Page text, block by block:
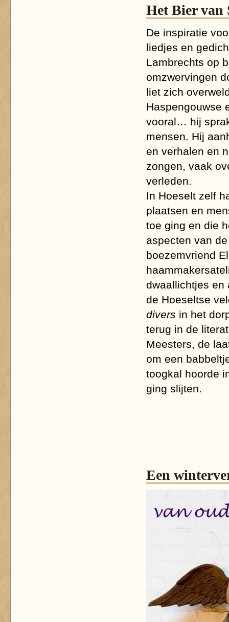
Het Bier van
De inspiratie
liedjes en
Lambrechts op
omzwervingen
liet zich
Haspengouwse
vooral… hij
mensen. Hij
en verhalen en
zongen, vaak
verleden.
In Hoeselt zelf
plaatsen en
toe ging en die
aspecten van
boezemvriend
dwaallichtjes en
de Hoeseltse
divers in het
terug in de
Meesters, de
om een
toogkal hoorde
ging slijten.
Een